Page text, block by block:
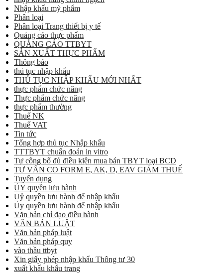
Nhập khẩu mỹ phẩm
Phân loại
Phân loại Trang thiết bị y tế
Quảng cáo thực phẩm
QUẢNG CÁO TTBYT
SẢN XUẤT THỰC PHẨM
Thông báo
thủ tục nhập khẩu
THỦ TỤC NHẬP KHẨU MỚI NHẤT
thực phẩm chức năng
Thực phẩm chức năng
thực phẩm thường
Thuế NK
Thuế VAT
Tin tức
Tổng hợp thủ tục Nhập khẩu
TTTBYT chuẩn đoán in vitro
Tự công bố đủ điều kiện mua bán TBYT loại BCD
TƯ VẤN CO FORM E, AK, D, EAV GIẢM THUẾ
Tuyển dụng
ỦY quyền lưu hành
Uỷ quyền lưu hành để nhập khẩu
Ủy quyền lưu hành để nhập khẩu
Văn bản chỉ đạo điều hành
VĂN BẢN LUẬT
Văn bản pháp luật
Văn bản pháp quy
vào thầu ttbyt
Xin giấy phép nhập khẩu Thông tư 30
xuất khẩu khẩu trang